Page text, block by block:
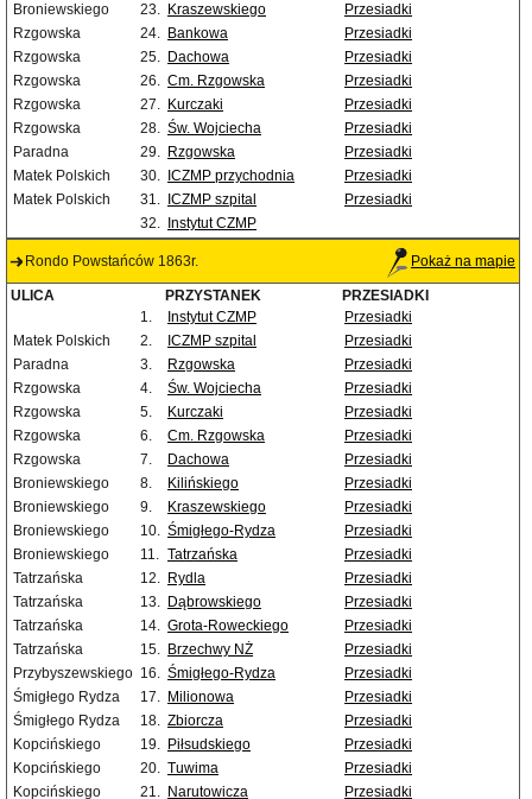
Broniewskiego
23. Kraszewskiego
Przesiadki
Rzgowska
24. Bankowa
Przesiadki
Rzgowska
25. Dachowa
Przesiadki
Rzgowska
26. Cm. Rzgowska
Przesiadki
Rzgowska
27. Kurczaki
Przesiadki
Rzgowska
28. Św. Wojciecha
Przesiadki
Paradna
29. Rzgowska
Przesiadki
Matek Polskich
30. ICZMP przychodnia
Przesiadki
Matek Polskich
31. ICZMP szpital
Przesiadki
32.
Instytut CZMP
Rondo Powstańców 1863r. Pokaż na mapie
ULICA PRZYSTANEK
PRZESIADKI
1.
Instytut CZMP
Przesiadki
Matek Polskich
2. ICZMP szpital
Przesiadki
Paradna
3. Rzgowska
Przesiadki
Rzgowska
4. Św. Wojciecha
Przesiadki
Rzgowska
5. Kurczaki
Przesiadki
Rzgowska
6. Cm. Rzgowska
Przesiadki
Rzgowska
7. Dachowa
Przesiadki
Broniewskiego
8. Kilińskiego
Przesiadki
Broniewskiego
9. Kraszewskiego
Przesiadki
Broniewskiego
10. Śmigłego-Rydza
Przesiadki
Broniewskiego
11. Tatrzańska
Przesiadki
Tatrzańska
12. Rydla
Przesiadki
Tatrzańska
13. Dąbrowskiego
Przesiadki
Tatrzańska
14. Grota-Roweckiego
Przesiadki
Tatrzańska
15. Brzechwy NŻ
Przesiadki
Przybyszewskiego 16. Śmigłego-Rydza
Przesiadki
Śmigłego Rydza
17. Milionowa
Przesiadki
Śmigłego Rydza
18. Zbiorcza
Przesiadki
Kopcińskiego
19. Piłsudskiego
Przesiadki
Kopcińskiego
20. Tuwima
Przesiadki
Kopcińskiego
21. Narutowicza Przesiadki